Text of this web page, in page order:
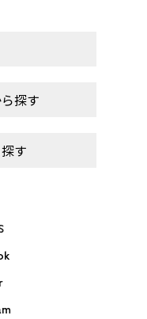
探す
す